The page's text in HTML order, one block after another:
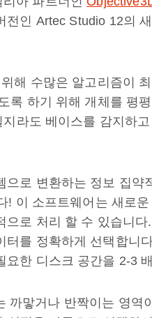
인 Artec Studio 12의
해 수많은 알고리즘이
록 하기 위해 개체를 평
라도 베이스를 감지하
로 변환하는 정보 집약
! 이 소프트웨어는 새로
로 처리 할 수 ​​있습니다
를 정확하게 선택합니
한 디스크 공간을 2-3
까맣거나 반짝이는 영역